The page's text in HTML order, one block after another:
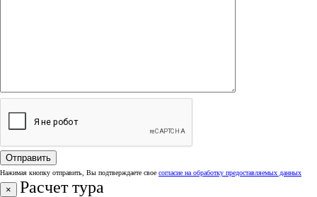
Нажимая кнопку отправить, Вы подтверждаете свое согласие на обработку предоставляемых данных
× Расчет тура